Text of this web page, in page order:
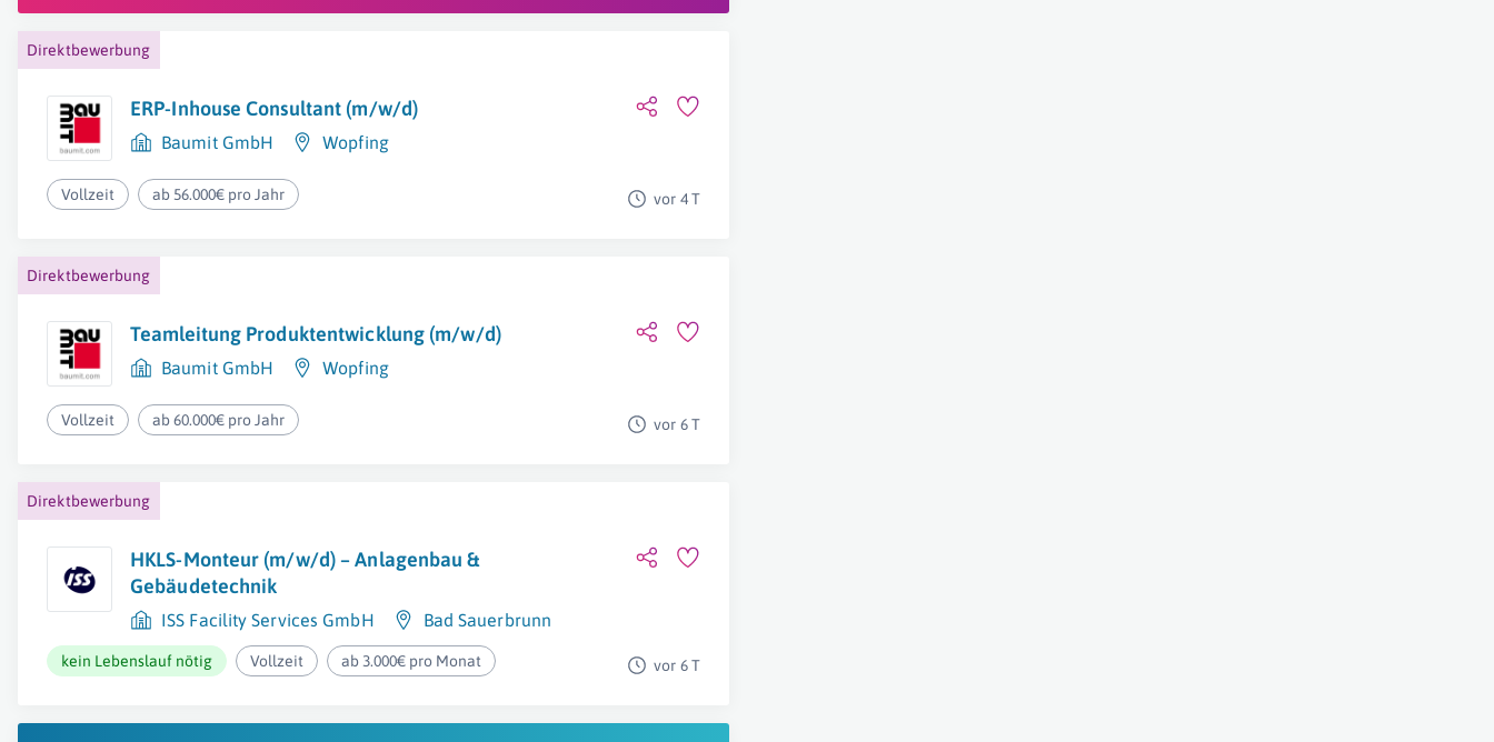
Direktbewerbung
ERP-Inhouse Consultant (m/w/d)
Baumit GmbH Wopfing
Vollzeit ab 56.000€ pro Jahr vor 4 T
Direktbewerbung
Teamleitung Produktentwicklung (m/w/d)
Baumit GmbH Wopfing
Vollzeit ab 60.000€ pro Jahr vor 6 T
Direktbewerbung
HKLS-Monteur (m/w/d) – Anlagenbau &
Gebäudetechnik
ISS Facility Services GmbH Bad Sauerbrunn
kein Lebenslauf nötig Vollzeit ab 3.000€ pro Monat vor 6 T